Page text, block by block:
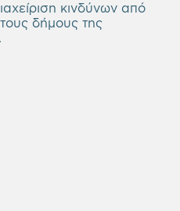
κινδύνων από
δήμους της